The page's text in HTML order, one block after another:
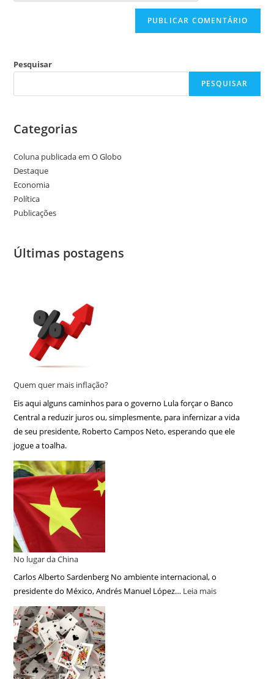
Pesquisar
PESQUISAR
Categorias
Coluna publicada em O Globo
Destaque
Economia
Política
Publicações
Últimas postagens
Quem quer mais inflação?
Eis aqui alguns caminhos para o governo Lula forçar o Banco
Central a reduzir juros ou, simplesmente, para infernizar a vida
de seu presidente, Roberto Campos Neto, esperando que ele
jogue a toalha.
No lugar da China
Carlos Alberto Sardenberg No ambiente internacional, o
presidente do México, Andrés Manuel López… Leia mais